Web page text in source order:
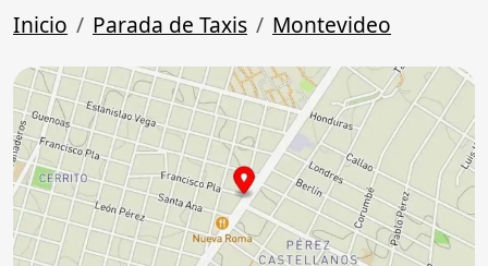
Inicio Parada de Taxis Montevideo